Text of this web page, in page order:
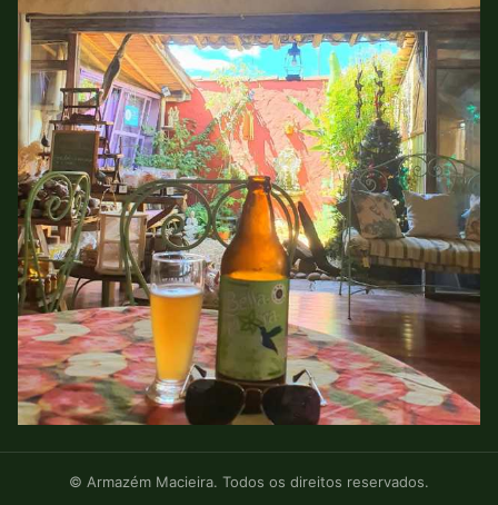
© Armazém Macieira. Todos os direitos reservados.